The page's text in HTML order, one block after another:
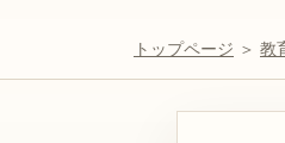
トップページ ＞ 教